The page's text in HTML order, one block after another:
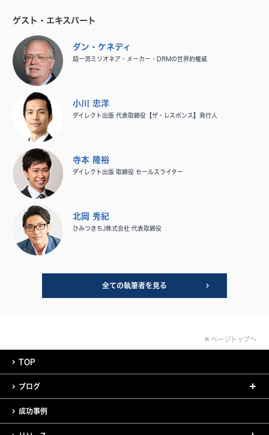
ゲスト・エキスパート
ダン・ケネディ
超一流ミリオネア・メーカー・DRMの世界的権威
小川 忠洋
ダイレクト出版 代表取締役【ザ・レスポンス】発行人
寺本 隆裕
ダイレクト出版 取締役 セールスライター
北岡 秀紀
ひみつきちJ株式会社 代表取締役
全ての執筆者を見る
ページトップへ
TOP
ブログ
成功事例